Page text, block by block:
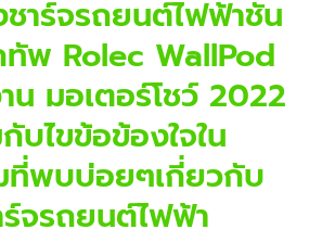
ชาร์จรถยนต์ไฟฟ้าชั้น
พ Rolec WallPod
น มอเตอร์โชว์ 2022
บไขข้อข้องใจใน
ที่พบบ่อยๆเกี่ยวกับ
ร์จรถยนต์ไฟฟ้า